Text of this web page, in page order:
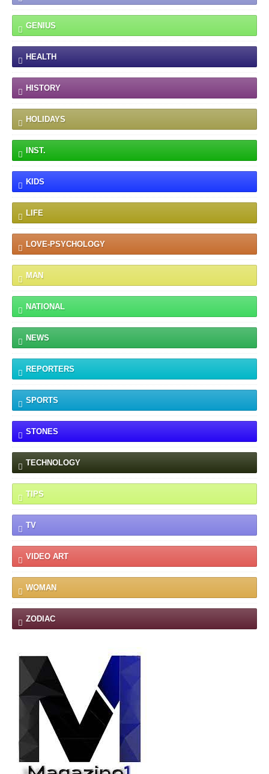
GENIUS
HEALTH
HISTORY
HOLIDAYS
INST.
KIDS
LIFE
LOVE-PSYCHOLOGY
MAN
NATIONAL
NEWS
REPORTERS
SPORTS
STONES
TECHNOLOGY
TIPS
TV
VIDEO ART
WOMAN
ZODIAC